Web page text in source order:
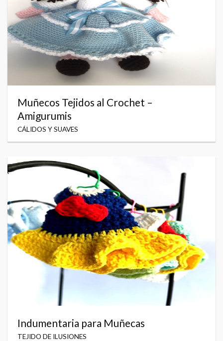
Muñecos Tejidos al Crochet –
Amigurumis
CÁLIDOS Y SUAVES
Indumentaria para Muñecas
TEJIDO DE ILUSIONES